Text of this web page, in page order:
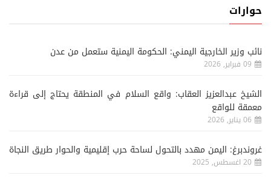
حوارات
نائب وزير الخارجية اليمني: الحكومة اليمنية ستعمل من عدن
09 فبراير, 2026
الشيخ عبدالعزيز العقاب: واقع السلام في المنطقة يحتاج إلى قراءة
معمقة للواقع
06 يناير, 2026
غروندبرغ: اليمن مهدد بالتحول لساحة حرب إقليمية والحوار طريق النجاة
20 اغسطس, 2025